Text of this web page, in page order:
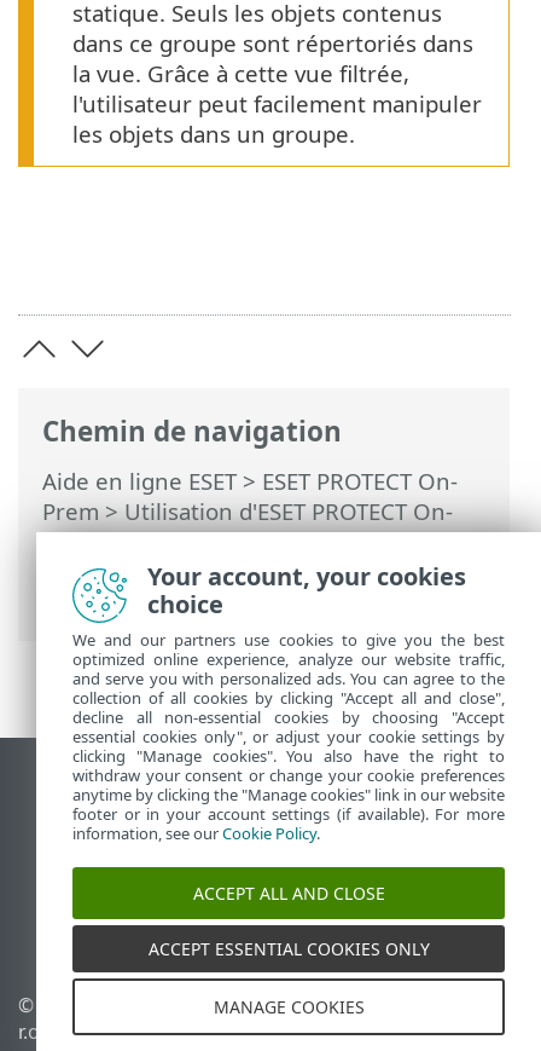
Chemin de navigation
Aide en ligne ESET> ESET PROTECT On-
Prem>Utilisation d'ESET PROTECT On-
Prem>ESET PROTECT On-Prem Menu
principal
>Ordinateurs> Groupes>
Groupes statiques
statique. Seuls les objets contenus
dans ce groupe sont répertoriés dans
la vue. Grâce à cette vue filtrée,
l'utilisateur peut facilement manipuler
les objets dans un groupe.
Afficher le site des postes de travail
End of Life
Base de connaissances ESET
Forum ESET
ESET Status Portal
Support régional
© 1992 - 2026 ESET, spol. s
r.o. - Tous droits réservés.
Politique relative aux
Your account, your cookies
choice
We and our partners use cookies to give you the best
optimized online experience, analyze our website traffic,
and serve you with personalized ads. You can agree to the
collection of all cookies by clicking "Accept all and close",
decline all non-essential cookies by choosing "Accept
essential cookies only", or adjust your cookie settings by
clicking "Manage cookies". You also have the right to
withdraw your consent or change your cookie preferences
anytime by clicking the "Manage cookies" link in our website
footer or in your account settings (if available). For more
information, see ourCookie Policy.
ACCEPT ALL AND CLOSE
ACCEPT ESSENTIAL COOKIES ONLY
MANAGE COOKIES